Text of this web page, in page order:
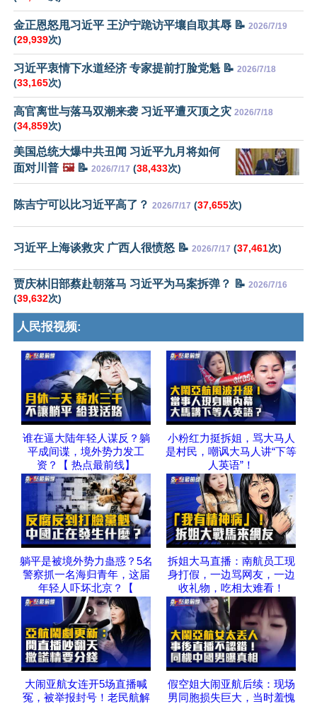
金正恩怒甩习近平 王沪宁跪访平壤自取其辱 📝 2026/7/19
(29,939次)
习近平衷情下水道经济 专家提前打脸党魁 📝 2026/7/18
(33,165次)
高官离世与落马双潮来袭 习近平遭灭顶之灾 2026/7/18
(34,859次)
美国总统大爆中共丑闻 习近平九月将如何
面对川普 🖼️📝 2026/7/17 (38,433次)
陈吉宁可以比习近平高了？ 2026/7/17 (37,655次)
习近平上海谈救灾 广西人很愤怒 📝 2026/7/17 (37,461次)
贾庆林旧部蔡赴朝落马 习近平为马案拆弹？ 📝 2026/7/16
(39,632次)
人民报视频:
谁在逼大陆年轻人谋反？躺
平成间谍，境外势力发工
资？【 热点最前线】
小粉红力挺拆姐，骂大马人
是村民，嘲讽大马人讲“下等
人英语”！
躺平是被境外势力蛊惑？5名
警察抓一名海归青年，这届
年轻人吓坏北京？【
拆姐大马直播：南航员工现
身打假，一边骂网友，一边
收礼物，吃相太难看！
大闹亚航女连开5场直播喊
冤，被举报封号！老民航解
假空姐大闹亚航后续：现场
男同胞损失巨大，当时羞愧